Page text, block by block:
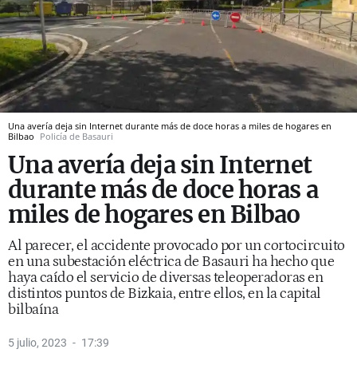
Una avería deja sin Internet durante más de doce horas a miles de hogares en
Bilbao Policía de Basauri
Una avería deja sin Internet
durante más de doce horas a
miles de hogares en Bilbao
Al parecer, el accidente provocado por un cortocircuito
en una subestación eléctrica de Basauri ha hecho que
haya caído el servicio de diversas teleoperadoras en
distintos puntos de Bizkaia, entre ellos, en la capital
bilbaína
5 julio, 2023 17:39